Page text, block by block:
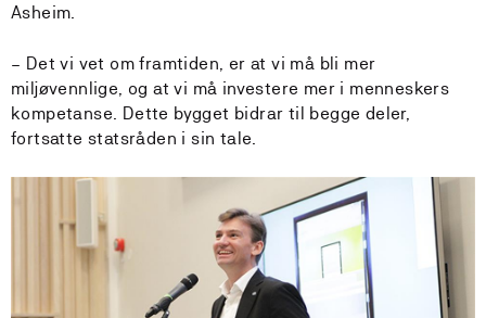
Asheim.
– Det vi vet om framtiden, er at vi må bli mer
miljøvennlige, og at vi må investere mer i menneskers
kompetanse. Dette bygget bidrar til begge deler,
fortsatte statsråden i sin tale.